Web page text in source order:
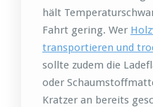
hält
Fahrt gering. Wer
transportieren und
sollte zudem die
oder
Kratzer an bereits